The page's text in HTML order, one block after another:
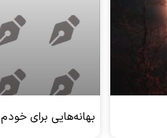
بهانه‌هایی برای خودم